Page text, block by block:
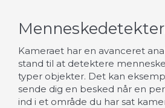
Kameraet har en avanceret
stand til at detektere
typer objekter. Det kan
sende dig en besked når en
ind i et område du har sat